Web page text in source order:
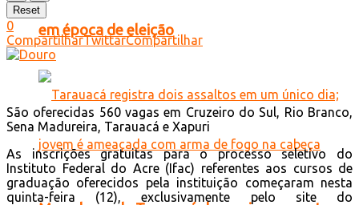
em época de eleição
Reset
0
CompartilharTwittarCompartilhar
São oferecidas 560 vagas em Cruzeiro do Sul, Rio Branco,
Sena Madureira, Tarauacá e Xapuri
As inscrições gratuitas para o processo seletivo do
Instituto Federal do Acre (Ifac) referentes aos cursos de
graduação oferecidos pela instituição começaram nesta
quinta-feira (12), exclusivamente pelo site do